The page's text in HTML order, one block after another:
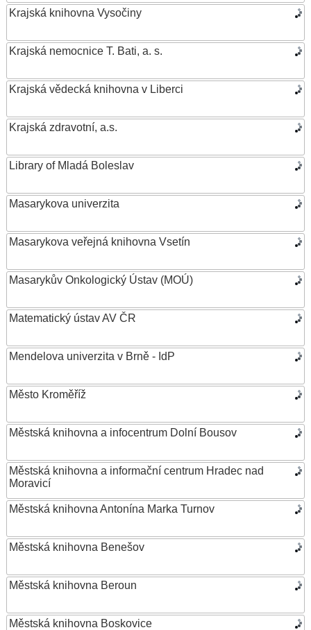
Krajská knihovna Vysočiny
Krajská nemocnice T. Bati, a. s.
Krajská vědecká knihovna v Liberci
Krajská zdravotní, a.s.
Library of Mladá Boleslav
Masarykova univerzita
Masarykova veřejná knihovna Vsetín
Masarykův Onkologický Ústav (MOÚ)
Matematický ústav AV ČR
Mendelova univerzita v Brně - IdP
Město Kroměříž
Městská knihovna a infocentrum Dolní Bousov
Městská knihovna a informační centrum Hradec nad
Moravicí
Městská knihovna Antonína Marka Turnov
Městská knihovna Benešov
Městská knihovna Beroun
Městská knihovna Boskovice